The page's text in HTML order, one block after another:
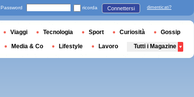
Password ricorda Connettersi dimenticati?
Viaggi Tecnologia Sport Curiosità Gossip
Media & Co Lifestyle Lavoro Tutti i Magazine